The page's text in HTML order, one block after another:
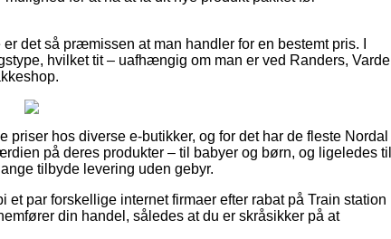
det så præmissen at man handler for en bestemt pris. I
hvilket tit – uafhængig om man er ved Randers, Varde
hos diverse e-butikker, og for det har de fleste Nordal
på deres produkter – til babyer og børn, og ligeledes til
tilbyde levering uden gebyr.
par forskellige internet firmaer efter rabat på Train station
din handel, således at du er skråsikker på at